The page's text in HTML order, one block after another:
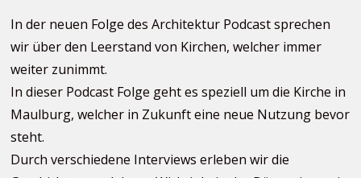
In der neuen Folge des Architektur Podcast sprechen
wir über den Leerstand von Kirchen, welcher immer
weiter zunimmt.
In dieser Podcast Folge geht es speziell um die Kirche in
Maulburg, welcher in Zukunft eine neue Nutzung bevor
steht.
Durch verschiedene Interviews erleben wir die